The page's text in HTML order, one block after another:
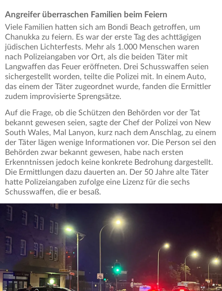
Angreifer überraschen Familien beim Feiern
Viele Familien hatten sich am Bondi Beach getroffen, um
Chanukka zu feiern. Es war der erste Tag des achttägigen
jüdischen Lichterfests. Mehr als 1.000 Menschen waren
nach Polizeiangaben vor Ort, als die beiden Täter mit
Langwaffen das Feuer eröffneten. Drei Schusswaffen seien
sichergestellt worden, teilte die Polizei mit. In einem Auto,
das einem der Täter zugeordnet wurde, fanden die Ermittler
zudem improvisierte Sprengsätze.
Auf die Frage, ob die Schützen den Behörden vor der Tat
bekannt gewesen seien, sagte der Chef der Polizei von New
South Wales, Mal Lanyon, kurz nach dem Anschlag, zu einem
der Täter lägen wenige Informationen vor. Die Person sei den
Behörden zwar bekannt gewesen, habe nach ersten
Erkenntnissen jedoch keine konkrete Bedrohung dargestellt.
Die Ermittlungen dazu dauerten an. Der 50 Jahre alte Täter
hatte Polizeiangaben zufolge eine Lizenz für die sechs
Schusswaffen, die er besaß.